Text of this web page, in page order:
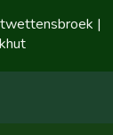
|